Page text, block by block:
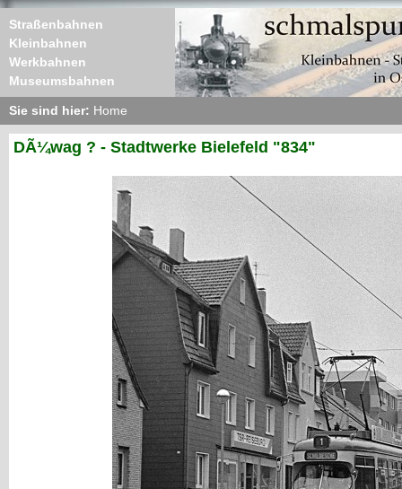
Straßenbahnen
Kleinbahnen
Werkbahnen
Museumsbahnen
Sie sind hier: Home
DÃ¼wag ? - Stadtwerke Bielefeld "834"